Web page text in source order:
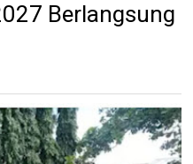
Berlangsung